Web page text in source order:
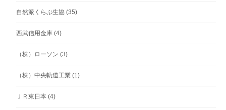
自然派くらぶ生協 (35)
西武信用金庫 (4)
（株）ローソン (3)
（株）中央軌道工業 (1)
ＪＲ東日本 (4)